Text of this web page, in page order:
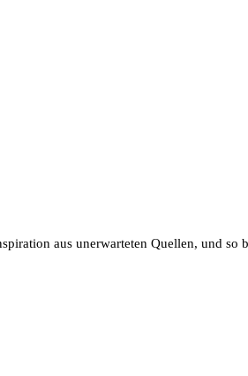
aus unerwarteten Quellen, und so